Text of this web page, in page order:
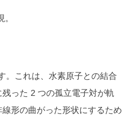
。これは、水素原子との結合
った 2 つの孤立電子対が軌
形の曲がった形状にするため